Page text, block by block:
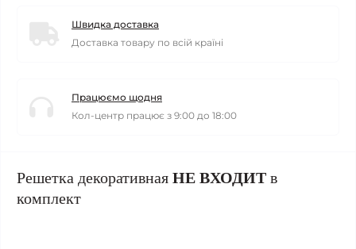
Швидка доставка
Доставка товару по всій країні
Працюємо щодня
Кол-центр працює з 9:00 до 18:00
Решетка декоративная НЕ ВХОДИТ в
комплект